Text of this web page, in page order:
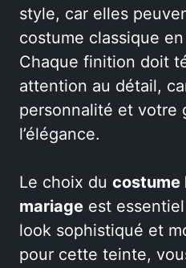
style, car elles
costume classique
Chaque finition doit
attention au détail,
personnalité et votre
l’élégance.
Le choix du costume
mariage est
look sophistiqué et
pour cette teinte,